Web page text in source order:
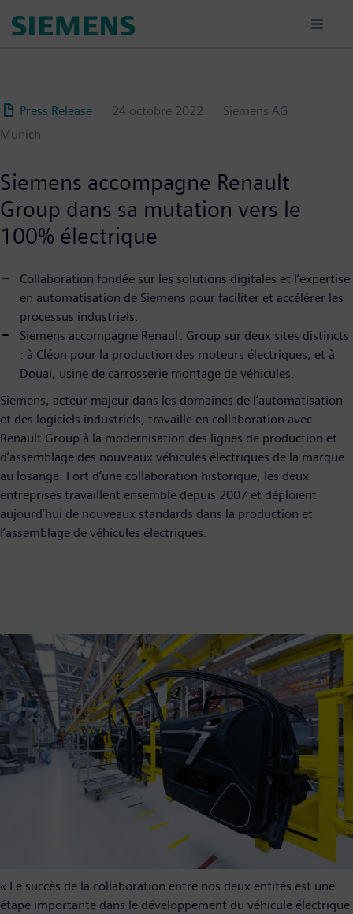
au
Press Release 24 octobre 2022
Siemens AG
Munich
Siemens accompagne Renault
Group dans sa mutation vers le
100% électrique
Collaboration fondée sur les solutions digitales et l’expertise
en automatisation de Siemens pour faciliter et accélérer les
processus industriels.
Siemens accompagne Renault Group sur deux sites distincts
: à Cléon pour la production des moteurs électriques, et à
Douai, usine de carrosserie montage de véhicules.
Siemens, acteur majeur dans les domaines de l’automatisation
et des logiciels industriels, travaille en collaboration avec
Renault Group à la modernisation des lignes de production et
d’assemblage des nouveaux véhicules électriques de la marque
au losange. Fort d’une collaboration historique, les deux
entreprises travaillent ensemble depuis 2007 et déploient
aujourd’hui de nouveaux standards dans la production et
l’assemblage de véhicules électriques.
« Le succès de la collaboration entre nos deux entités est une
étape importante dans le développement du véhicule électrique